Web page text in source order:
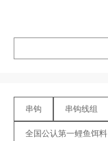
串钩 串钩线组
全国公认第一鲤鱼饵料